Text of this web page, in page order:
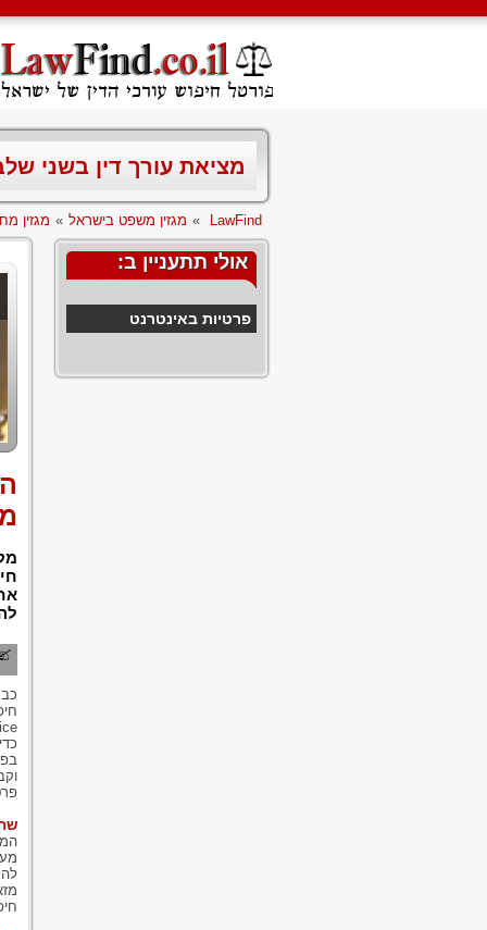
מציאת עורך דין בשני
LawFind
» מגזין משפט בישראל » מגזין
אולי תתעניין ב:
פרטיות באינטרנט